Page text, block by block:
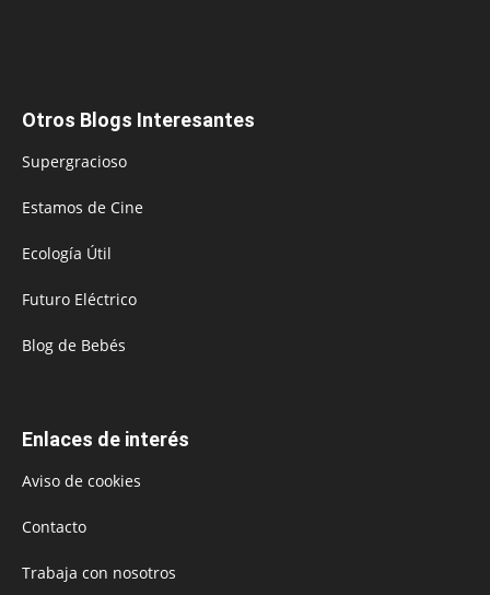
Otros Blogs Interesantes
Supergracioso
Estamos de Cine
Ecología Útil
Futuro Eléctrico
Blog de Bebés
Enlaces de interés
Aviso de cookies
Contacto
Trabaja con nosotros